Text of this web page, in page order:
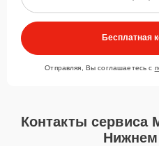
Бесплатная
Отправляя, Вы соглашаетесь с
Контакты сервиса
Нижнем